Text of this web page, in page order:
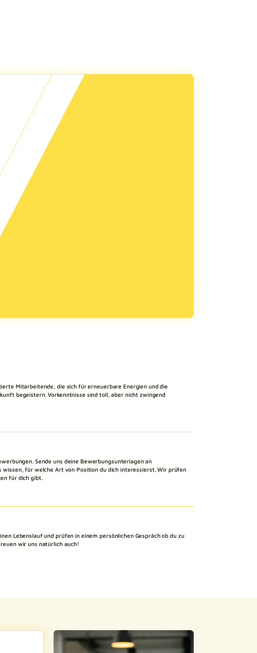
Mitarbeitende, die sich für erneuerbare Energien und die
begeistern. Vorkenntnisse sind toll, aber nicht zwingend
Sende uns deine Bewerbungsunterlagen an
wissen, für welche Art von Position du dich interessierst. Wir prüfen
für dich gibt.
Lebenslauf und prüfen in einem persönlichen Gespräch ob du zu
wir uns natürlich auch!